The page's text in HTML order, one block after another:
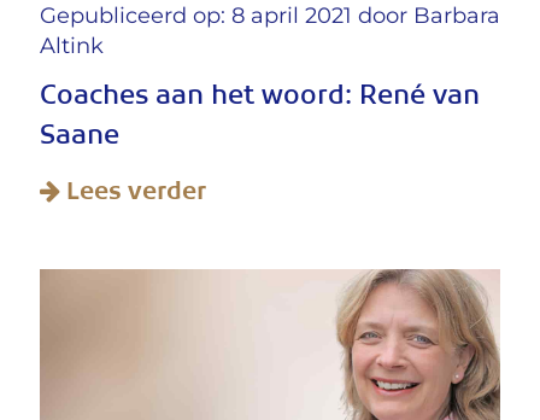
Gepubliceerd op: 8 april 2021 door Barbara
Altink
Coaches aan het woord: René van
Saane
Lees verder